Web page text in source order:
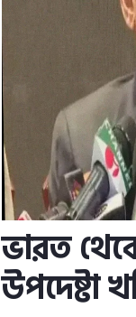
ভারত
উপদেষ্টা